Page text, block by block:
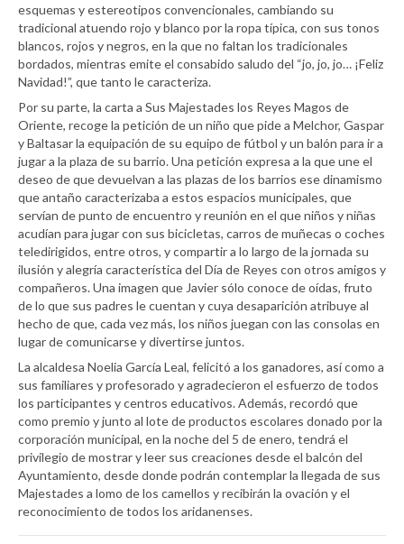
esquemas y estereotipos convencionales, cambiando su
tradicional atuendo rojo y blanco por la ropa típica, con sus tonos
blancos, rojos y negros, en la que no faltan los tradicionales
bordados, mientras emite el consabido saludo del “jo, jo, jo… ¡Feliz
Navidad!”, que tanto le caracteriza.
Por su parte, la carta a Sus Majestades los Reyes Magos de
Oriente, recoge la petición de un niño que pide a Melchor, Gaspar
y Baltasar la equipación de su equipo de fútbol y un balón para ir a
jugar a la plaza de su barrio. Una petición expresa a la que une el
deseo de que devuelvan a las plazas de los barrios ese dinamismo
que antaño caracterizaba a estos espacios municipales, que
servían de punto de encuentro y reunión en el que niños y niñas
acudían para jugar con sus bicicletas, carros de muñecas o coches
teledirigidos, entre otros, y compartir a lo largo de la jornada su
ilusión y alegría característica del Día de Reyes con otros amigos y
compañeros. Una imagen que Javier sólo conoce de oídas, fruto
de lo que sus padres le cuentan y cuya desaparición atribuye al
hecho de que, cada vez más, los niños juegan con las consolas en
lugar de comunicarse y divertirse juntos.
La alcaldesa Noelia García Leal, felicitó a los ganadores, así como a
sus familiares y profesorado y agradecieron el esfuerzo de todos
los participantes y centros educativos. Además, recordó que
como premio y junto al lote de productos escolares donado por la
corporación municipal, en la noche del 5 de enero, tendrá el
privilegio de mostrar y leer sus creaciones desde el balcón del
Ayuntamiento, desde donde podrán contemplar la llegada de sus
Majestades a lomo de los camellos y recibirán la ovación y el
reconocimiento de todos los aridanenses.